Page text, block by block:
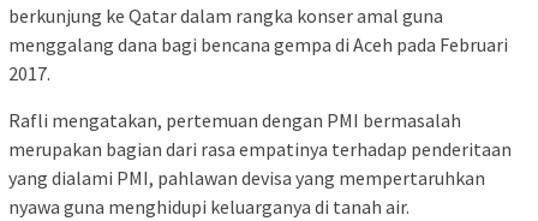
berkunjung ke Qatar dalam rangka konser amal guna
menggalang dana bagi bencana gempa di Aceh pada Februari
2017.
Rafli mengatakan, pertemuan dengan PMI bermasalah
merupakan bagian dari rasa empatinya terhadap penderitaan
yang dialami PMI, pahlawan devisa yang mempertaruhkan
nyawa guna menghidupi keluarganya di tanah air.